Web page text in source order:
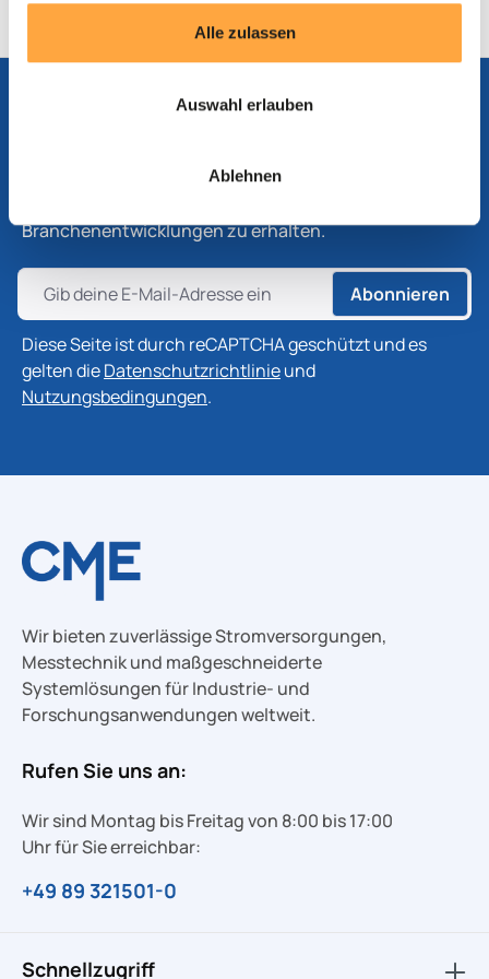
Alle zulassen
Auswahl erlauben
Ablehnen
Abonnieren Sie unseren Newsletter, um die neuesten
Branchenentwicklungen zu erhalten.
Abonnieren
Diese Seite ist durch reCAPTCHA geschützt und es
gelten dieDatenschutzrichtlinieund
Nutzungsbedingungen.
Wir bieten zuverlässige Stromversorgungen,
Messtechnik und maßgeschneiderte
Systemlösungen für Industrie- und
Forschungsanwendungen weltweit.
Rufen Sie uns an:
Wir sind Montag bis Freitag von 8:00 bis 17:00
Uhr für Sie erreichbar:
+49 89 321501-0
Schnellzugriff